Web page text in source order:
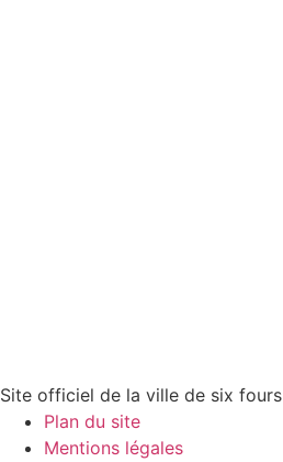
Site officiel de la ville de six fours
Plan du site
Mentions légales